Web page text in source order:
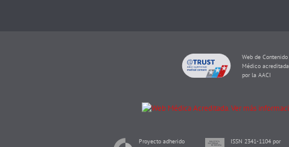
Web de Contenido
Médico acreditada
por la AACI
Proyecto adherido
ISSN 2341-1104 por